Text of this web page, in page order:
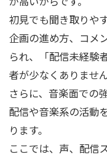
初見でも聞き取りや
企画の進め方、コメ
られ、「配信未経験
者が少なくありません
さらに、音楽面での
配信や音楽系の活動
ります。
ここでは、声、配信